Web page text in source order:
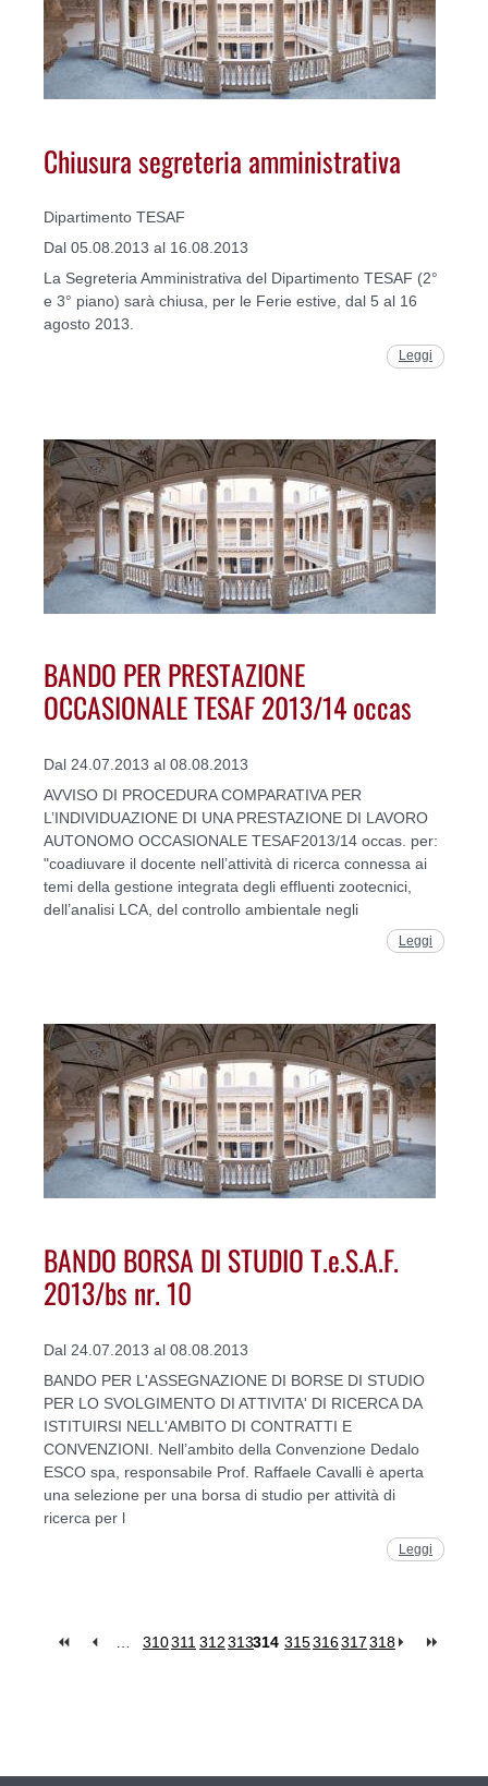
Chiusura segreteria amministrativa
Dipartimento TESAF
Dal 05.08.2013 al 16.08.2013
La Segreteria Amministrativa del Dipartimento TESAF (2°
e 3° piano) sarà chiusa, per le Ferie estive, dal 5 al 16
agosto 2013.
Leggi
BANDO PER PRESTAZIONE
OCCASIONALE TESAF 2013/14 occas
Dal 24.07.2013 al 08.08.2013
AVVISO DI PROCEDURA COMPARATIVA PER
L’INDIVIDUAZIONE DI UNA PRESTAZIONE DI LAVORO
AUTONOMO OCCASIONALE TESAF2013/14 occas. per:
"coadiuvare il docente nell’attività di ricerca connessa ai
temi della gestione integrata degli effluenti zootecnici,
dell’analisi LCA, del controllo ambientale negli
Leggi
BANDO BORSA DI STUDIO T.e.S.A.F.
2013/bs nr. 10
Dal 24.07.2013 al 08.08.2013
BANDO PER L'ASSEGNAZIONE DI BORSE DI STUDIO
PER LO SVOLGIMENTO DI ATTIVITA' DI RICERCA DA
ISTITUIRSI NELL'AMBITO DI CONTRATTI E
CONVENZIONI. Nell’ambito della Convenzione Dedalo
ESCO spa, responsabile Prof. Raffaele Cavalli è aperta
una selezione per una borsa di studio per attività di
ricerca per l
Leggi
310311 312313314 315316317318